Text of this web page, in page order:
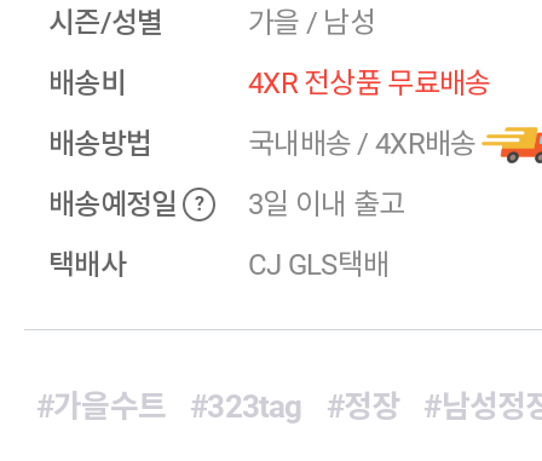
시즌/성별
가을 / 남성
배송비
4XR 전상품 무료배송
배송방법
국내배송 / 4XR배송
배송예정일
?
3일 이내 출고
택배사
CJ GLS택배
#가을수트 #323tag #정장 #남성정